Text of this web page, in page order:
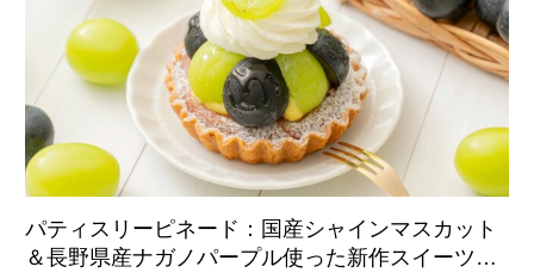
パティスリーピネード：国産シャインマスカット
＆長野県産ナガノパープル使った新作スイーツ、9